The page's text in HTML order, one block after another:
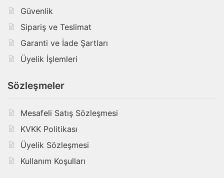
Güvenlik
Sipariş ve Teslimat
Garanti ve İade Şartları
Üyelik İşlemleri
Sözleşmeler
Mesafeli Satış Sözleşmesi
KVKK Politikası
Üyelik Sözleşmesi
Kullanım Koşulları